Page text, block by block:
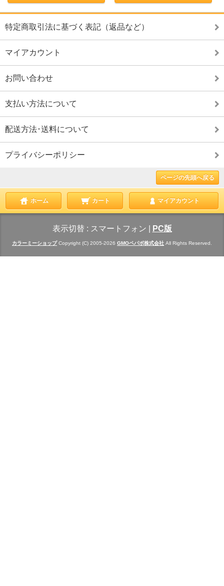
特定商取引法に基づく表記（返品など）
マイアカウント
お問い合わせ
支払い方法について
配送方法･送料について
プライバシーポリシー
ページの先頭へ戻る
ホーム カート マイアカウント
表示切替 : スマートフォン PC版
カラーミーショップCopyright (C) 2005-2026 GMOペパボ株式会社 All Rights Reserved.